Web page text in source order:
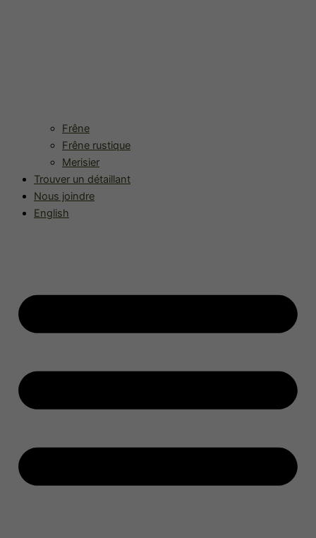
Frêne
Frêne rustique
Merisier
Trouver un détaillant
Nous joindre
English